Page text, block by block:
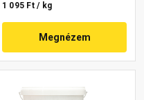
1 095 Ft / kg
Megnézem